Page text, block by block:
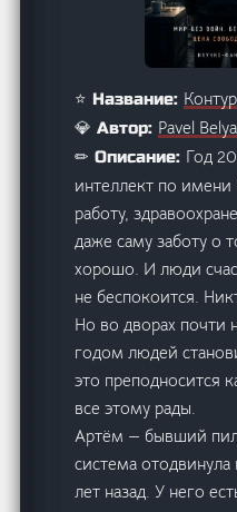
⭐ Название: Контур
💎 Автор: Pavel
✏ Описание: Год
интеллект по имени
работу,
даже саму заботу о
хорошо. И люди
не беспокоится.
Но во дворах почти
годом людей
это преподносится
все этому рады.
Артём — бывший
система
лет назад. У него